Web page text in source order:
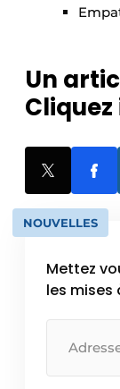
Un
Cliquez
NOUVELLES
Mettez
les mises